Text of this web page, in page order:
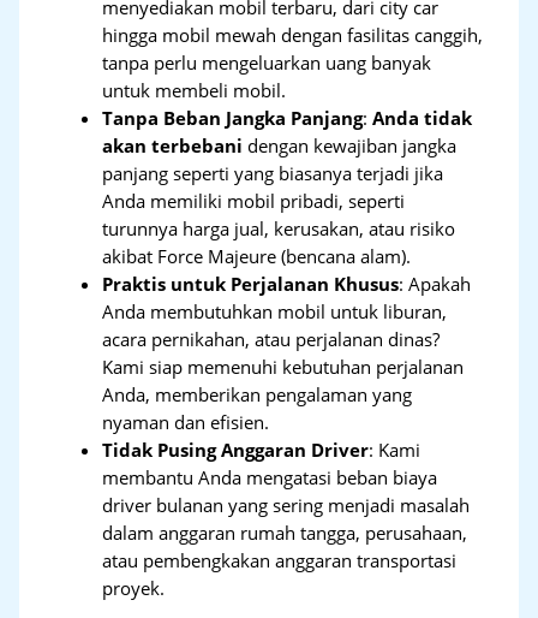
menyediakan mobil terbaru, dari city car
hingga mobil mewah dengan fasilitas canggih,
tanpa perlu mengeluarkan uang banyak
untuk membeli mobil.
Tanpa Beban Jangka Panjang:Anda tidak
akan terbebani dengan kewajiban jangka
panjang seperti yang biasanya terjadi jika
Anda memiliki mobil pribadi, seperti
turunnya harga jual, kerusakan, atau risiko
akibat Force Majeure (bencana alam).
Praktis untuk Perjalanan Khusus: Apakah
Anda membutuhkan mobil untuk liburan,
acara pernikahan, atau perjalanan dinas?
Kami siap memenuhi kebutuhan perjalanan
Anda, memberikan pengalaman yang
nyaman dan efisien.
Tidak Pusing Anggaran Driver: Kami
membantu Anda mengatasi beban biaya
driver bulanan yang sering menjadi masalah
dalam anggaran rumah tangga, perusahaan,
atau pembengkakan anggaran transportasi
proyek.